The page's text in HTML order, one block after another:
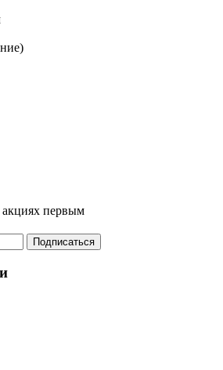
акциях первым